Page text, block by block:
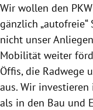
Wir wollen den
gänzlich
nicht unser
Mobilität weiter
Öffis, die Radwege
aus. Wir
als in den Bau und